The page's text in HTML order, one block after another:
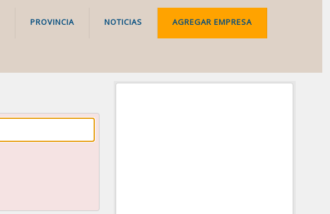
PROVINCIA NOTICIAS AGREGAR EMPRESA